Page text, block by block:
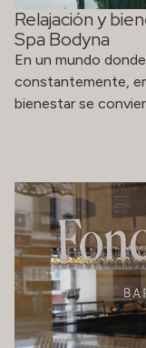
Relajación y
Spa Bodyna
En un mundo
constantemente,
bienestar se